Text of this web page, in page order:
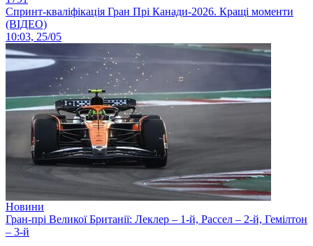
Спринт-кваліфікація Гран Прі Канади-2026. Кращі моменти
(ВІДЕО)
10:03, 25/05
Новини
Гран-прі Великої Британії: Леклер – 1-й, Рассел – 2-й, Гемілтон
– 3-й